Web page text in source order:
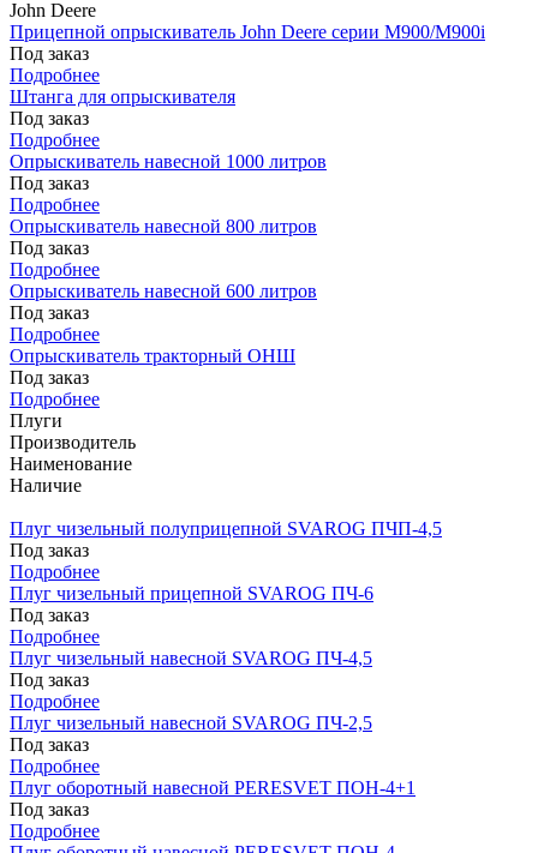
John Deere
Прицепной опрыскиватель John Deere серии M900/M900i
Под заказ
Подробнее
Штанга для опрыскивателя
Под заказ
Подробнее
Опрыскиватель навесной 1000 литров
Под заказ
Подробнее
Опрыскиватель навесной 800 литров
Под заказ
Подробнее
Опрыскиватель навесной 600 литров
Под заказ
Подробнее
Опрыскиватель тракторный ОНШ
Под заказ
Подробнее
Плуги
Производитель
Наименование
Наличие
Плуг чизельный полуприцепной SVAROG ПЧП-4,5
Под заказ
Подробнее
Плуг чизельный прицепной SVAROG ПЧ-6
Под заказ
Подробнее
Плуг чизельный навесной SVAROG ПЧ-4,5
Под заказ
Подробнее
Плуг чизельный навесной SVAROG ПЧ-2,5
Под заказ
Подробнее
Плуг оборотный навесной PERESVET ПОН-4+1
Под заказ
Подробнее